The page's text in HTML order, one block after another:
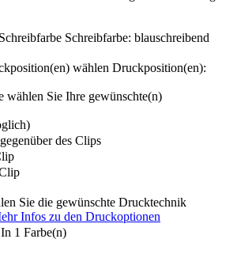
Schreibfarbe: blauschreibend
wählen Druckposition(en):
wählen Sie Ihre gewünschte(n)
gegenüber des Clips
Sie die gewünschte Drucktechnik
Infos zu den Druckoptionen
In 1 Farbe(n)